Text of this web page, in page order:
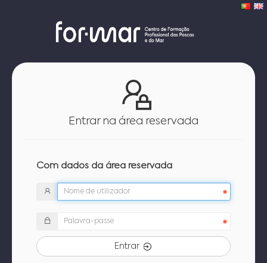
Entrar na área reservada
Com dados da área reservada
Entrar